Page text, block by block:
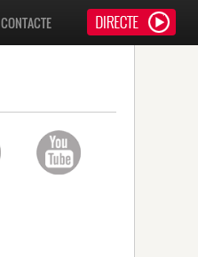
CONTACTE